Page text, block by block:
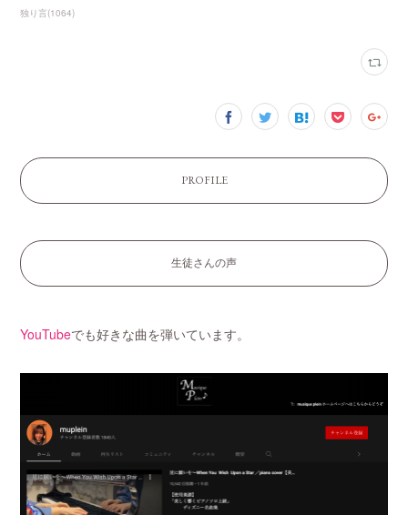
独り言(1064)
PROFILE
生徒さんの声
YouTubeでも好きな曲を弾いています。